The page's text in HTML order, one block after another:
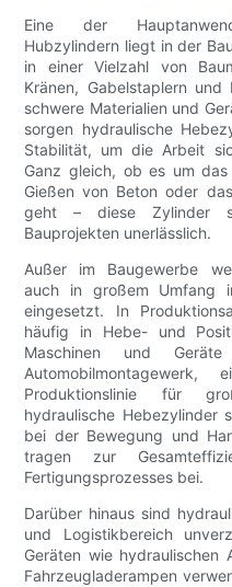
Eine der
Hubzylindern liegt in der
in einer Vielzahl von
Kränen, Gabelstaplern
schwere Materialien und
sorgen hydraulische
Stabilität, um die Arbeit
Ganz gleich, ob es um
Gießen von Beton oder
geht – diese Zylinder
Bauprojekten unerlässlich.
Außer im Baugewerbe
auch in großem Umfang
eingesetzt. In
häufig in Hebe- und
Maschinen und
Produktionslinie für
hydraulische Hebezylinder
bei der Bewegung und
tragen zur
Fertigungsprozesses bei.
Darüber hinaus sind
und Logistikbereich
Geräten wie hydraulischen
Fahrzeugladerampen